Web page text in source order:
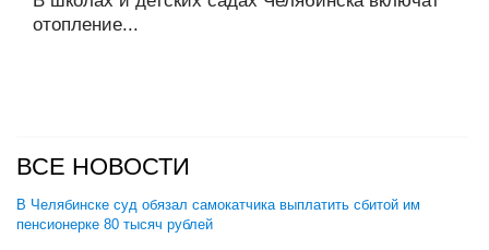
отопление...
ВСЕ НОВОСТИ
В Челябинске суд обязал самокатчика выплатить сбитой им
пенсионерке 80 тысяч рублей